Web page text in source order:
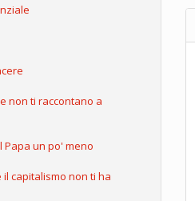
non ti raccontano a
Papa un po' meno
il capitalismo non ti ha